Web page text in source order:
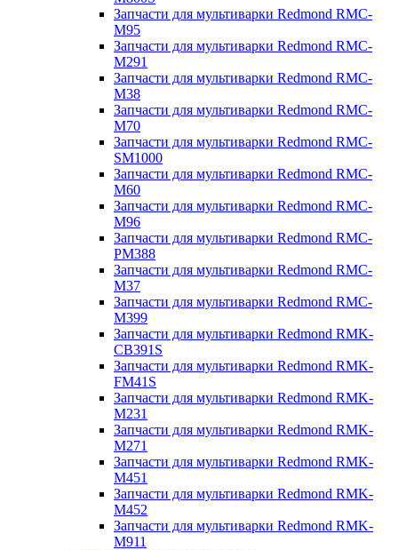
Запчасти для мультиварки Redmond RMC-
M95
Запчасти для мультиварки Redmond RMC-
M291
Запчасти для мультиварки Redmond RMC-
M38
Запчасти для мультиварки Redmond RMC-
M70
Запчасти для мультиварки Redmond RMC-
SM1000
Запчасти для мультиварки Redmond RMC-
M60
Запчасти для мультиварки Redmond RMC-
M96
Запчасти для мультиварки Redmond RMC-
PM388
Запчасти для мультиварки Redmond RMC-
M37
Запчасти для мультиварки Redmond RMC-
M399
Запчасти для мультиварки Redmond RMK-
CB391S
Запчасти для мультиварки Redmond RMK-
FM41S
Запчасти для мультиварки Redmond RMK-
M231
Запчасти для мультиварки Redmond RMK-
M271
Запчасти для мультиварки Redmond RMK-
M451
Запчасти для мультиварки Redmond RMK-
M452
Запчасти для мультиварки Redmond RMK-
M911